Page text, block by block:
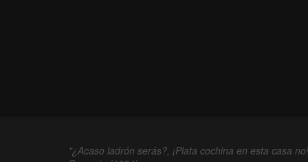
"¿Acaso ladrón serás?, ¡Plata cochina en esta casa